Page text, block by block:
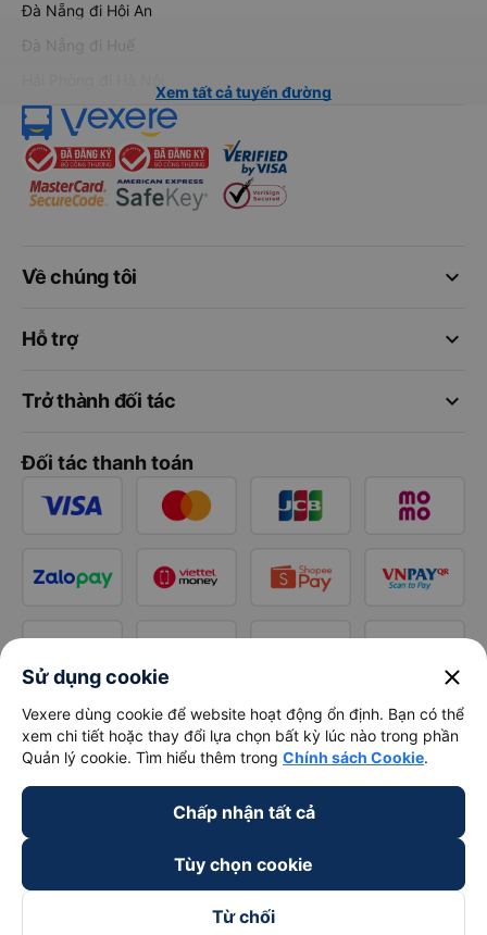
Đà Nẵng đi Hội An
Đà Nẵng đi Huế
Xem tất cả tuyến đường
keyboard_arrow_down
Về chúng tôi
keyboard_arrow_down
Hỗ trợ
keyboard_arrow_down
Trở thành đối tác
Đối tác thanh toán
Sử dụng cookie close
Vexere dùng cookie để website hoạt động ổn định. Bạn có thể
xem chi tiết hoặc thay đổi lựa chọn bất kỳ lúc nào trong phần
Quản lý cookie. Tìm hiểu thêm trong Chính sách Cookie.
Chấp nhận tất cả
Tùy chọn cookie
Từ chối